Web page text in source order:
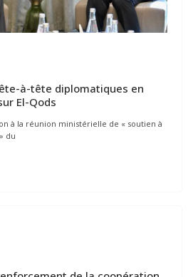
à-tête diplomatiques en
El-Qods
à la réunion ministérielle de « soutien à
du